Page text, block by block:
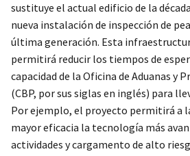
sustituye el actual edificio de la
nueva instalación de inspección de
última generación. Esta
permitirá reducir los tiempos de
capacidad de la Oficina de Aduanas y
(CBP, por sus siglas en inglés) para
Por ejemplo, el proyecto permitirá a
mayor eficacia la tecnología más
actividades y cargamento de alto